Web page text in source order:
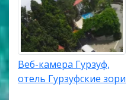
Веб-камера Гурзуф,
отель Гурзуфские зори